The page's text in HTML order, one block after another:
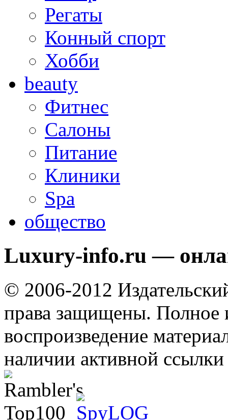
Регаты
Конный спорт
Хобби
beauty
Фитнес
Салоны
Питание
Клиники
Spa
общество
Luxury-info.ru —
© 2006-2012
права защищены. Полное
воспроизведение
наличии активной ссылки